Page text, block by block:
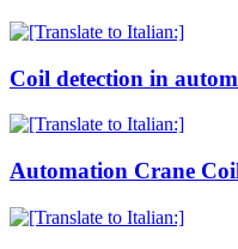
Coil detection in
Automation Crane